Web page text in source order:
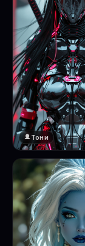
Тони